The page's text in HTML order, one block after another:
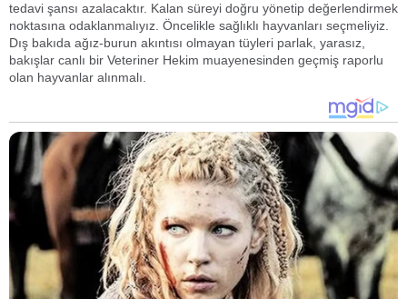
tedavi şansı azalacaktır. Kalan süreyi doğru yönetip değerlendirmek
noktasına odaklanmalıyız. Öncelikle sağlıklı hayvanları seçmeliyiz.
Dış bakıda ağız-burun akıntısı olmayan tüyleri parlak, yarasız,
bakışlar canlı bir Veteriner Hekim muayenesinden geçmiş raporlu
olan hayvanlar alınmalı.